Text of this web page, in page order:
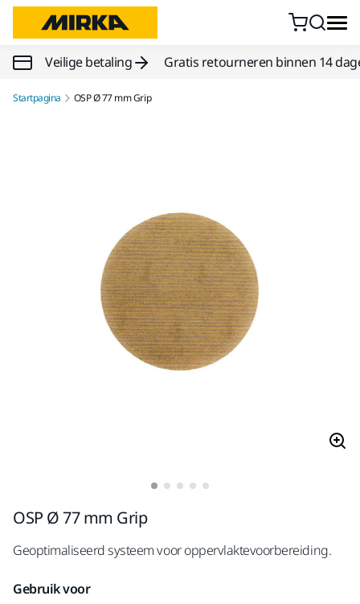
Doorgaan naar inhoud
Veilige betaling Gratis retourneren binnen 14
Startpagina OSP Ø 77 mm Grip
OSP Ø 77 mm Grip
Geoptimaliseerd systeem voor oppervlaktevoorbereiding.
Gebruik voor